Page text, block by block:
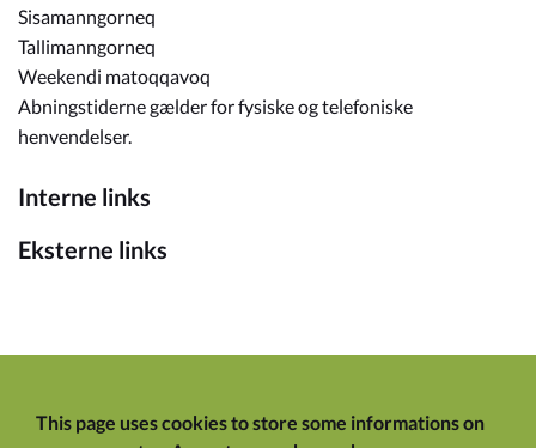
Sisamanngorneq
Tallimanngorneq
Weekendi matoqqavoq
Abningstiderne gælder for fysiske og telefoniske
henvendelser.
Interne links
Eksterne links
This page uses cookies to store some informations on